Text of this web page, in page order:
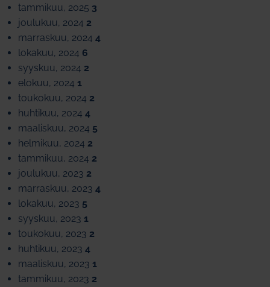
tammikuu, 2025 3
joulukuu, 2024 2
marraskuu, 2024 4
lokakuu, 2024 6
syyskuu, 2024 2
elokuu, 2024 1
toukokuu, 2024 2
huhtikuu, 2024 4
maaliskuu, 2024 5
helmikuu, 2024 2
tammikuu, 2024 2
joulukuu, 2023 2
marraskuu, 2023 4
lokakuu, 2023 5
syyskuu, 2023 1
toukokuu, 2023 2
huhtikuu, 2023 4
maaliskuu, 2023 1
tammikuu, 2023 2